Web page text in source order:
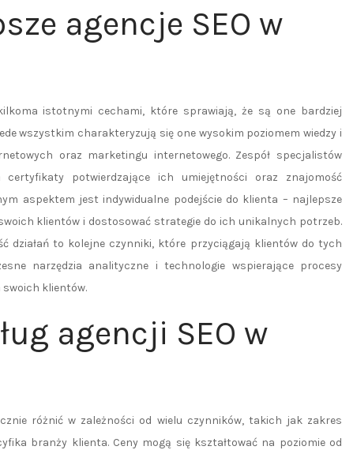
agencje SEO w
istotnymi cechami, które sprawiają, że są one bardziej
wszystkim charakteryzują się one wysokim poziomem wiedzy i
oraz marketingu internetowego. Zespół specjalistów
potwierdzające ich umiejętności oraz znajomość
aspektem jest indywidualne podejście do klienta – najlepsze
klientów i dostosować strategie do ich unikalnych potrzeb.
działań to kolejne czynniki, które przyciągają klientów do tych
narzędzia analityczne i technologie wspierające procesy
swoich klientów.
agencji SEO w
różnić w zależności od wielu czynników, takich jak zakres
branży klienta. Ceny mogą się kształtować na poziomie od